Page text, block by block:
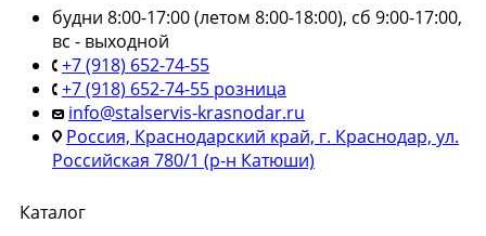
будни 8:00-17:00 (летом 8:00-18:00), сб 9:00-17:00,
вс - выходной
+7 (918) 652-74-55
+7 (918) 652-74-55 розница
info@stalservis-krasnodar.ru
Россия, Краснодарский край, г. Краснодар, ул.
Российская 780/1 (р-н Катюши)
Каталог